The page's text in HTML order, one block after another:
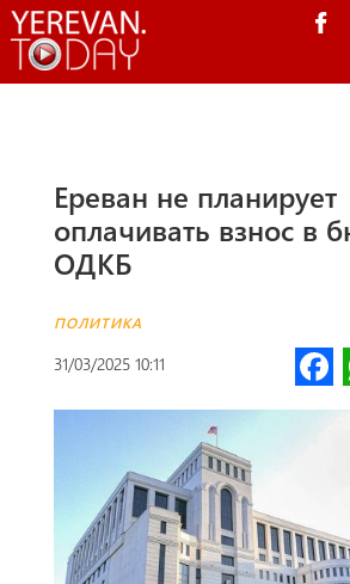
Ереван не планирует
оплачивать взнос в
ОДКБ
ПОЛИТИКА
31/03/2025 10:11
ce